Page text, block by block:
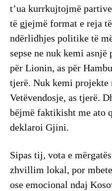
t’ua kurrkujtojmë
të gjejmë format e reja
ndërlidhjes politike të
sepse ne nuk kemi asnjë
për Lionin, as për
tjerë. Nuk kemi
Vetëvendosje, as tjerë.
bëjmë faktikisht me ato
deklaroi Gjini.
Sipas tij, vota e
zhvillim lokal, por
ose emocional ndaj